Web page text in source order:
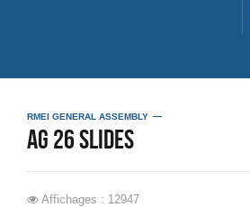
RMEI GENERAL ASSEMBLY
ag 26 slides
Affichages : 12947